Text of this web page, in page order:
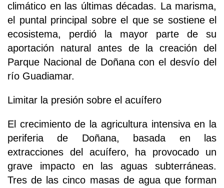
climático en las últimas décadas. La marisma,
el puntal principal sobre el que se sostiene el
ecosistema, perdió la mayor parte de su
aportación natural antes de la creación del
Parque Nacional de Doñana con el desvío del
río Guadiamar.
Limitar la presión sobre el acuífero
El crecimiento de la agricultura intensiva en la
periferia de Doñana, basada en las
extracciones del acuífero, ha provocado un
grave impacto en las aguas subterráneas.
Tres de las cinco masas de agua que forman